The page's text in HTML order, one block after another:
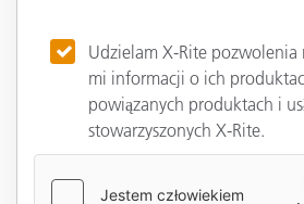
Udzielam X-Rite pozwolenia
mi informacji o ich
powiązanych produktach i
stowarzyszonych X-Rite.